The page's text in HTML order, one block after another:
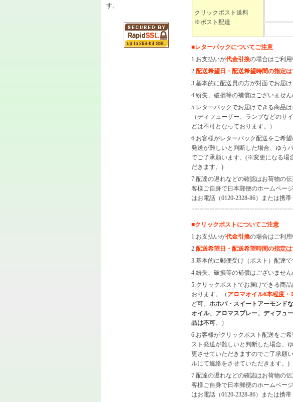
す。
クリックポスト送料
※ポスト配達
■レターパックについてご注意
1.お支払いが代金引換の場合はご利用
2.配送希望日・配送希望時間の指定は
3.基本的に配送員の方が対面でお届け
4.紛失、破損等の補償はございません
5.レターパックでお届けできる商品
（ディフューザー、ランプなどのサ
どは不可となっております。）
6.お客様がレターパック配送をご希
発送が難しいと判断した場合、ゆう
でご了承願います。(※変更になる場
だきます。)
7.配達の遅れなどの確認はお荷物の
客様ご自身で日本郵便のホームペー
はお電話（0120-2328-86）または携
■クリックポストについてご注意
1.お支払いが代金引換の場合はご利用
2.配送希望日・配送希望時間の指定は
3.基本的に郵便受け（ポスト）配達で
4.紛失、破損等の補償はございません
5.クリックポストでお届けできる商品
おります。（ アロマオイル6本程度
ど可。 ホホバ・スイートアーモンド
オイル、アロマスプレー、ディフュ
品は不可。）
6.お客様がクリックポスト配送をご
スト発送が難しいと判断した場合、
更させていただきますのでご了承願
ルにて連絡をさせていただきます。)
7.配達の遅れなどの確認はお荷物の
客様ご自身で日本郵便のホームペー
はお電話（0120-2328-86）または携